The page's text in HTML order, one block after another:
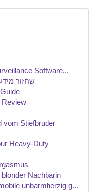
Software...
שחזור
Review
vom Stiefbruder
Heavy-Duty
Nachbarin
unbarmherzig g...